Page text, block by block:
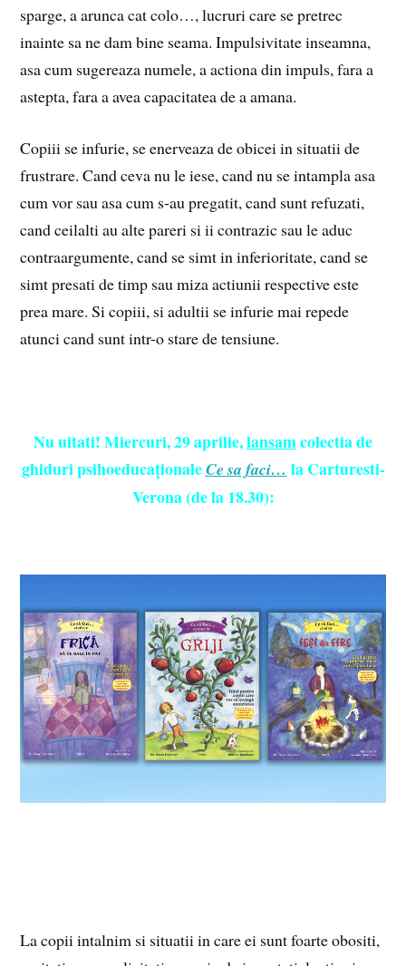
sparge, a arunca cat colo…, lucruri care se pretrec
inainte sa ne dam bine seama. Impulsivitate inseamna,
asa cum sugereaza numele, a actiona din impuls, fara a
astepta, fara a avea capacitatea de a amana.
Copiii se infurie, se enerveaza de obicei in situatii de
frustrare. Cand ceva nu le iese, cand nu se intampla asa
cum vor sau asa cum s-au pregatit, cand sunt refuzati,
cand ceilalti au alte pareri si ii contrazic sau le aduc
contraargumente, cand se simt in inferioritate, cand se
simt presati de timp sau miza actiunii respective este
prea mare. Si copiii, si adultii se infurie mai repede
atunci cand sunt intr-o stare de tensiune.
Nu uitati! Miercuri, 29 aprilie,lansamcolectia de
ghiduri psihoeducaționaleCe sa faci… la Carturesti-
Verona (de la 18.30):
La copii intalnim si situatii in care ei sunt foarte obositi,